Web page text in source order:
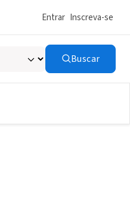
Entrar Inscreva-se
Buscar